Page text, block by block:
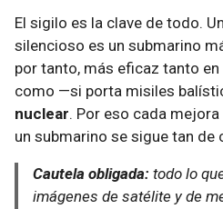
El sigilo es la clave de todo.
silencioso es un submarino
por tanto, más eficaz tanto
como —si porta misiles
nuclear. Por eso cada
un submarino se sigue tan de
Cautela obligada: todo lo
imágenes de satélite y de